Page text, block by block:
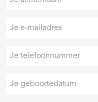
Je
(Vereist)
Je
Je
geboortedatum